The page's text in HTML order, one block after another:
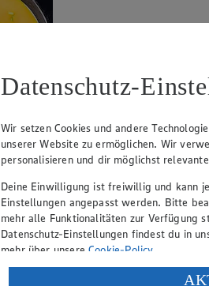
Datenschutz-
Wir setzen Cookies und andere
unserer Website zu ermöglichen. Wir
personalisieren und dir möglichst
Deine Einwilligung ist freiwillig und kann
Einstellungen angepasst werden. Bitte
mehr alle Funktionalitäten zur Verfügung
Datenschutz-Einstellungen findest du in
mehr über unsereCookie-Policy.
Verarbeitung deiner personenbezogenen